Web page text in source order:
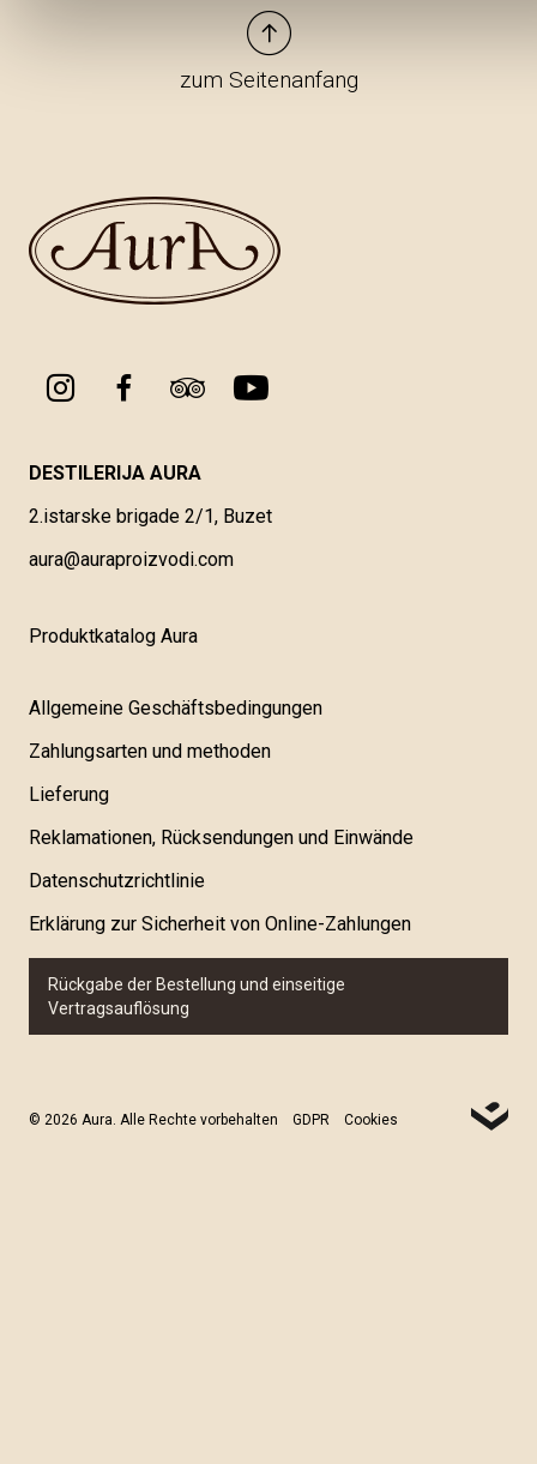
zum Seitenanfang
DESTILERIJA AURA
2.istarske brigade 2/1, Buzet
aura@auraproizvodi.com
Produktkatalog Aura
Allgemeine Geschäftsbedingungen
Zahlungsarten und methoden
Lieferung
Reklamationen, Rücksendungen und Einwände
Datenschutzrichtlinie
Erklärung zur Sicherheit von Online-Zahlungen
Rückgabe der Bestellung und einseitige
Vertragsauflösung
© 2026 Aura. Alle Rechte vorbehalten GDPR Cookies